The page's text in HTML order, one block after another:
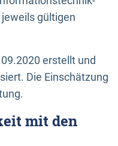
gültigen
erstellt und
Die Einschätzung
mit den